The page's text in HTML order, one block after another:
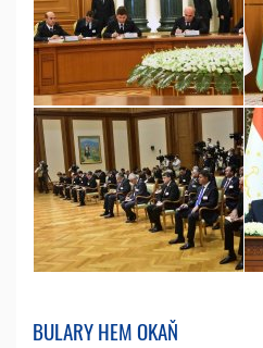
BULARY HEM OKAŇ